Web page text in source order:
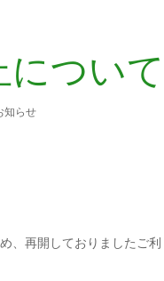
について
知らせ
、再開しておりましたご利